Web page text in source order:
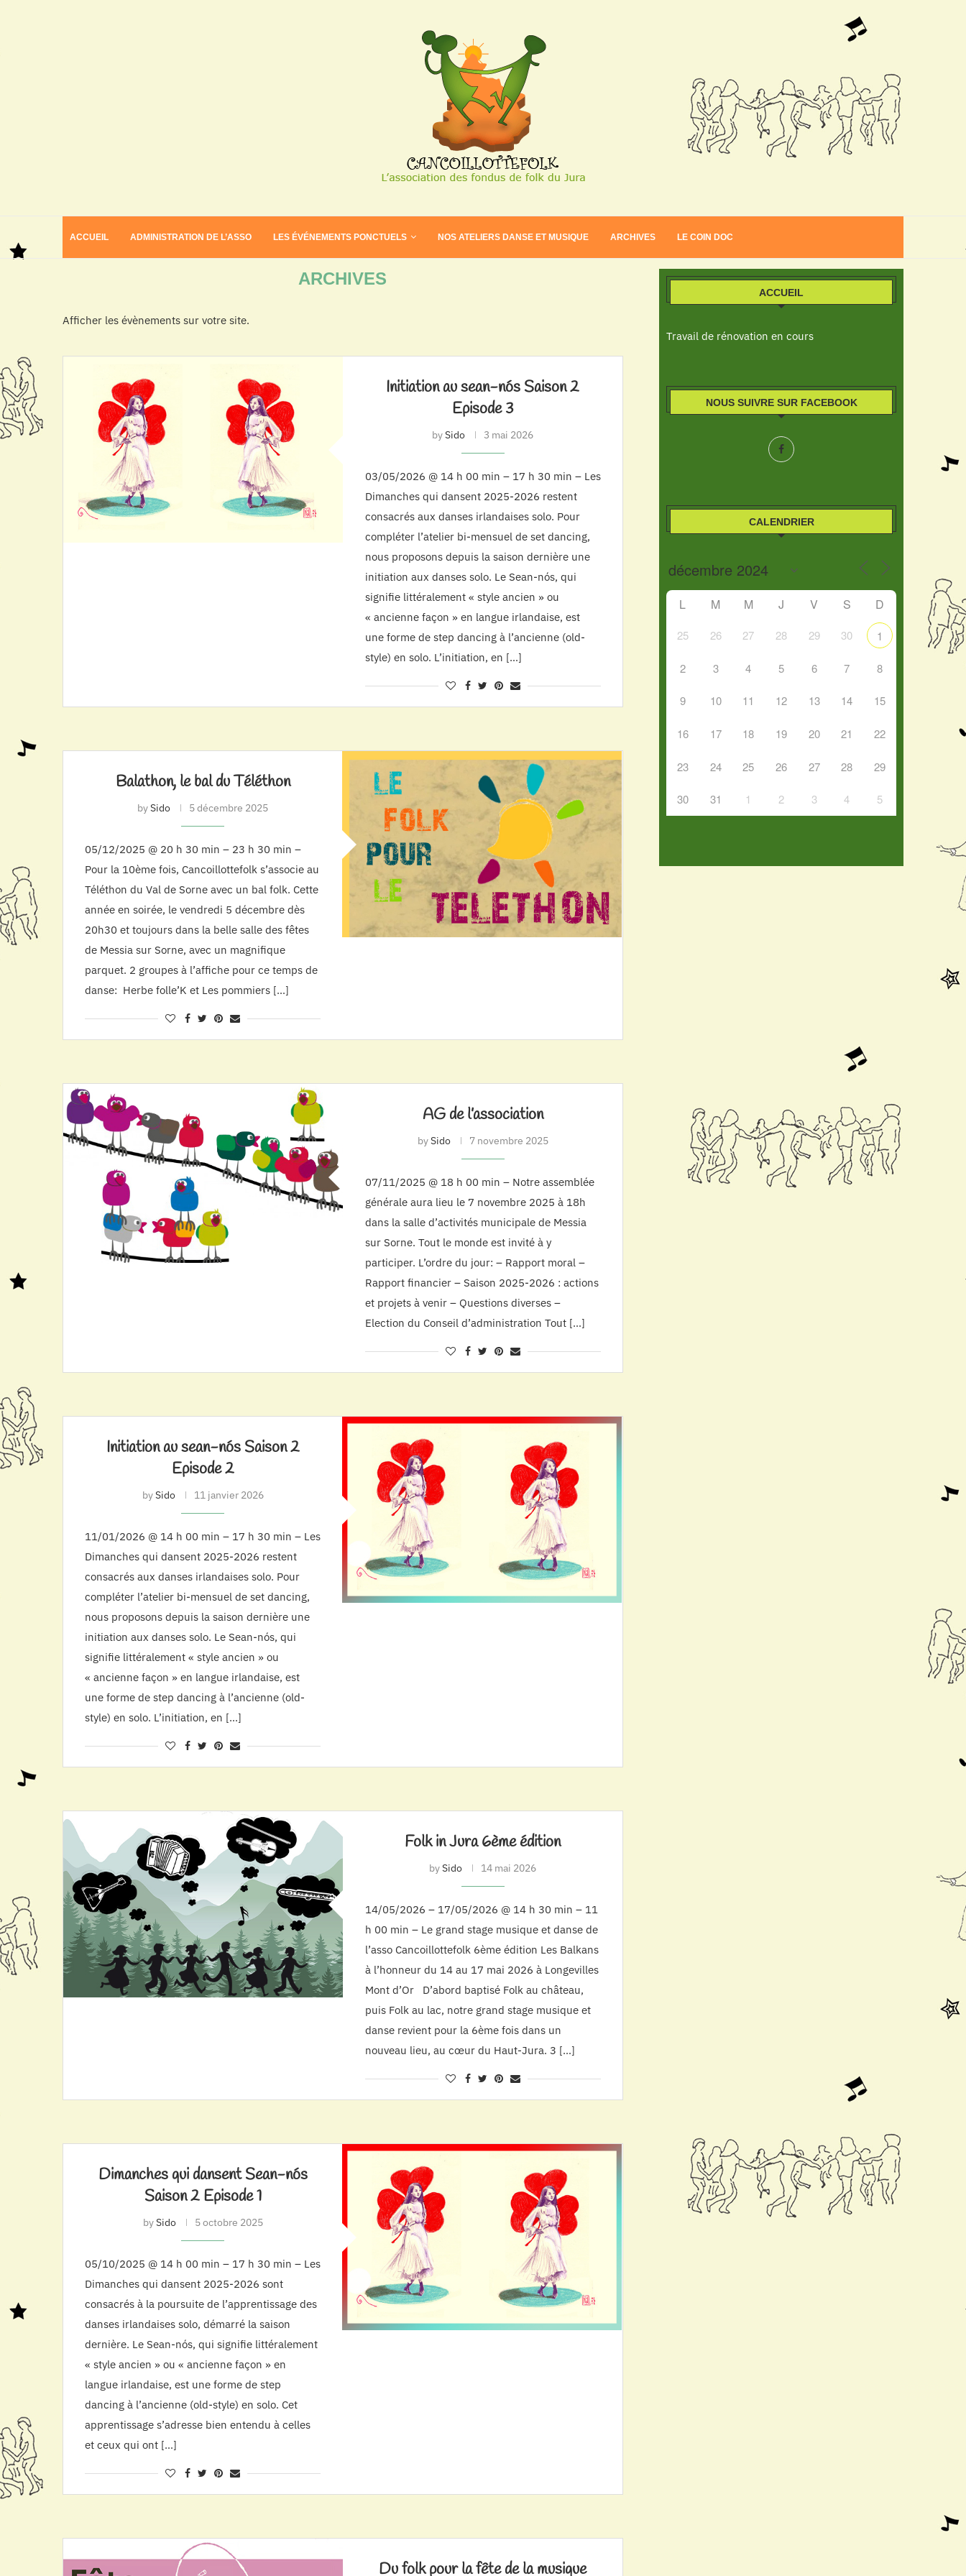
ACCUEIL ADMINISTRATION DE L’ASSO LES ÉVÉNEMENTS PONCTUELS NOS ATELIERS DANSE ET MUSIQUE ARCHIVES LE COIN DOC
ARCHIVES
Afficher les évènements sur votre site.
Initiation au sean-nós Saison 2
Episode 3
bySido 3 mai 2026
03/05/2026 @ 14 h 00 min – 17 h 30 min – Les
Dimanches qui dansent 2025-2026 restent
consacrés aux danses irlandaises solo. Pour
compléter l’atelier bi-mensuel de set dancing,
nous proposons depuis la saison dernière une
initiation aux danses solo. Le Sean-nós, qui
signifie littéralement « style ancien » ou
« ancienne façon » en langue irlandaise, est
une forme de step dancing à l’ancienne (old-
style) en solo. L’initiation, en […]
Balathon, le bal du Téléthon
bySido 5 décembre 2025
05/12/2025 @ 20 h 30 min – 23 h 30 min –
Pour la 10ème fois, Cancoillottefolk s’associe au
Téléthon du Val de Sorne avec un bal folk. Cette
année en soirée, le vendredi 5 décembre dès
20h30 et toujours dans la belle salle des fêtes
de Messia sur Sorne, avec un magnifique
parquet. 2 groupes à l’affiche pour ce temps de
danse: Herbe folle’K et Les pommiers […]
AG de l’association
bySido 7 novembre 2025
07/11/2025 @ 18 h 00 min – Notre assemblée
générale aura lieu le 7 novembre 2025 à 18h
dans la salle d’activités municipale de Messia
sur Sorne. Tout le monde est invité à y
participer. L’ordre du jour: – Rapport moral –
Rapport financier – Saison 2025-2026 : actions
et projets à venir – Questions diverses –
Election du Conseil d’administration Tout […]
Initiation au sean-nós Saison 2
Episode 2
bySido 11 janvier 2026
11/01/2026 @ 14 h 00 min – 17 h 30 min – Les
Dimanches qui dansent 2025-2026 restent
consacrés aux danses irlandaises solo. Pour
compléter l’atelier bi-mensuel de set dancing,
nous proposons depuis la saison dernière une
initiation aux danses solo. Le Sean-nós, qui
signifie littéralement « style ancien » ou
« ancienne façon » en langue irlandaise, est
une forme de step dancing à l’ancienne (old-
style) en solo. L’initiation, en […]
Folk in Jura 6ème édition
bySido 14 mai 2026
14/05/2026 – 17/05/2026 @ 14 h 30 min – 11
h 00 min – Le grand stage musique et danse de
l’asso Cancoillottefolk 6ème édition Les Balkans
à l’honneur du 14 au 17 mai 2026 à Longevilles
Mont d’Or D’abord baptisé Folk au château,
puis Folk au lac, notre grand stage musique et
danse revient pour la 6ème fois dans un
nouveau lieu, au cœur du Haut-Jura. 3 […]
Dimanches qui dansent Sean-nós
Saison 2 Episode 1
bySido 5 octobre 2025
05/10/2025 @ 14 h 00 min – 17 h 30 min – Les
Dimanches qui dansent 2025-2026 sont
consacrés à la poursuite de l’apprentissage des
danses irlandaises solo, démarré la saison
dernière. Le Sean-nós, qui signifie littéralement
« style ancien » ou « ancienne façon » en
langue irlandaise, est une forme de step
dancing à l’ancienne (old-style) en solo. Cet
apprentissage s’adresse bien entendu à celles
et ceux qui ont […]
Du folk pour la fête de la musique
ACCUEIL
Travail de rénovation en cours
NOUS SUIVRE SUR FACEBOOK
CALENDRIER
L M M J V S D
25 26 27 28 29 30 1
2 3 4 5 6 7 8
9 10 11 12 13 14 15
16 17 18 19 20 21 22
23 24 25 26 27 28 29
30 31 1 2 3 4 5